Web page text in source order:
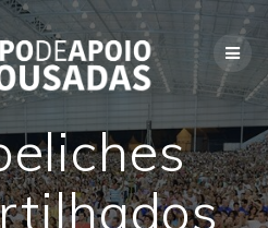
Skip
to
content